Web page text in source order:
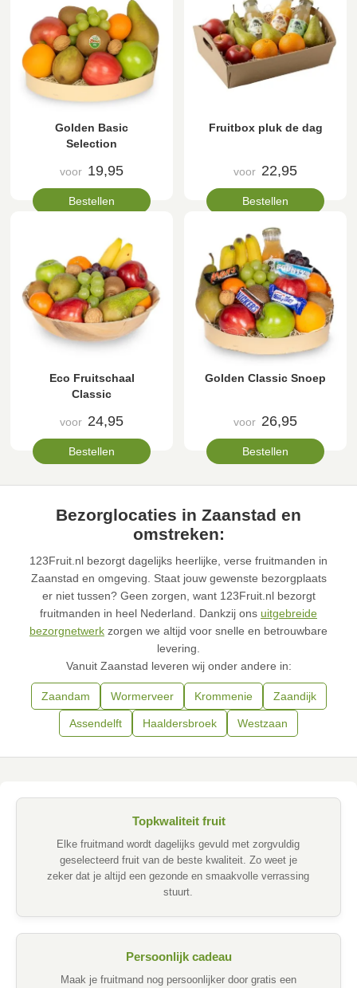
Golden Basic
Selection
voor 19,95
Bestellen
Fruitbox pluk de dag
voor 22,95
Bestellen
Eco Fruitschaal
Classic
voor 24,95
Bestellen
Golden Classic Snoep
voor 26,95
Bestellen
Bezorglocaties in Zaanstad en
omstreken:
123Fruit.nl bezorgt dagelijks heerlijke, verse fruitmanden in
Zaanstad en omgeving. Staat jouw gewenste bezorgplaats
er niet tussen? Geen zorgen, want 123Fruit.nl bezorgt
fruitmanden in heel Nederland. Dankzij ons uitgebreide
bezorgnetwerk zorgen we altijd voor snelle en betrouwbare
levering.
Vanuit Zaanstad leveren wij onder andere in:
Zaandam Wormerveer Krommenie Zaandijk
Assendelft Haaldersbroek Westzaan
Topkwaliteit fruit
Elke fruitmand wordt dagelijks gevuld met zorgvuldig
geselecteerd fruit van de beste kwaliteit. Zo weet je
zeker dat je altijd een gezonde en smaakvolle verrassing
stuurt.
Persoonlijk cadeau
Maak je fruitmand nog persoonlijker door gratis een